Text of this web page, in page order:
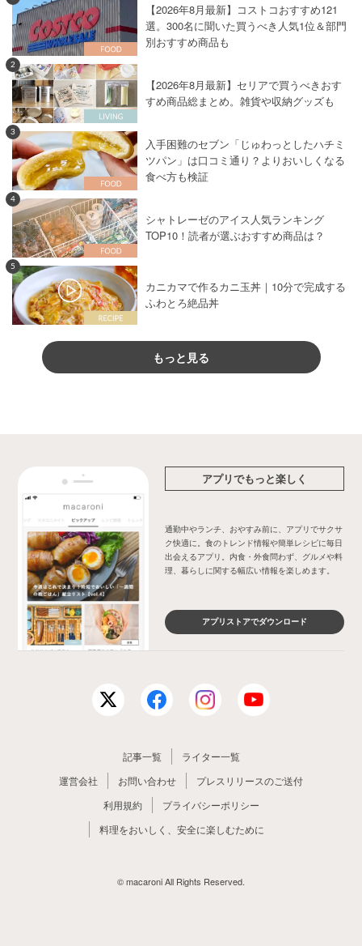
【2026年8月最新】コストコおすすめ121
選。300名に聞いた買うべき人気1位＆部門
別おすすめ商品も
2
【2026年8月最新】セリアで買うべきおす
すめ商品総まとめ。雑貨や収納グッズも
3
入手困難のセブン「じゅわっとしたハチミ
ツパン」は口コミ通り？よりおいしくなる
食べ方も検証
4
シャトレーゼのアイス人気ランキング
TOP10！読者が選ぶおすすめ商品は？
5
カニカマで作るカニ玉丼｜10分で完成する
ふわとろ絶品丼
もっと見る
アプリでもっと楽しく
通勤中やランチ、おやすみ前に、アプリでサクサ
ク快適に。食のトレンド情報や簡単レシピに毎日
出会えるアプリ。内食・外食問わず、グルメや料
理、暮らしに関する幅広い情報を楽しめます。
アプリストアでダウンロード
記事一覧
ライター一覧
運営会社
お問い合わせ
プレスリリースのご送付
利用規約
プライバシーポリシー
料理をおいしく、安全に楽しむために
© macaroni All Rights Reserved.